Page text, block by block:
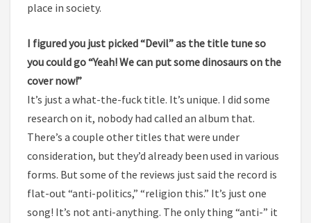
place in society.
I figured you just picked “Devil” as the title tune so
you could go “Yeah! We can put some dinosaurs on the
cover now!”
It’s just a what-the-fuck title. It’s unique. I did some
research on it, nobody had called an album that.
There’s a couple other titles that were under
consideration, but they’d already been used in various
forms. But some of the reviews just said the record is
flat-out “anti-politics,” “religion this.” It’s just one
song! It’s not anti-anything. The only thing “anti-” it